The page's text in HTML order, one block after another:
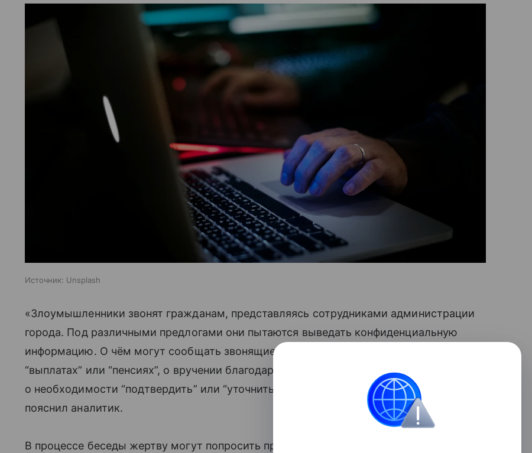
Источник: Unsplash
«Злоумышленники звонят гражданам, представляясь сотрудниками администрации
города. Под различными предлогами они пытаются выведать конфиденциальную
информацию. О чём могут сообщать звонящие? О положенных вам повышенных
“выплатах” или “пенсиях”, о вручении благодарностей или наград от органов власти,
о необходимости “подтвердить” или “уточнить” данные через портал Госуслуг», —
пояснил аналитик.
В процессе беседы жертву могут попросить продиктовать номер